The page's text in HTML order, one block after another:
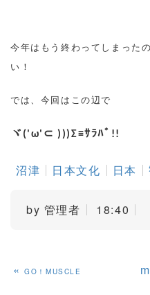
今年はもう終わってしまった
い！
では、今回はこの辺で
ヾ ('ω'⊂ )))Σ≡ｻﾗﾊﾞ !!
沼津 日本文化 日本
by 管理者 18:40
«GO！MUSCLE